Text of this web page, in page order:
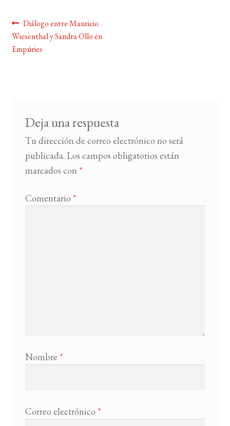
Navegación
de
Anterior:
Diálogo entre Mauricio
Wiesenthal y Sandra Ollo en
Empúries
Deja una respuesta
Tu dirección de correo electrónico no será
publicada. Los campos obligatorios están
marcados con *
Comentario *
Nombre *
Correo electrónico *